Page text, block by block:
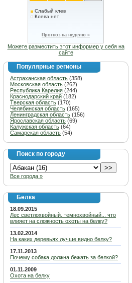
Слабый клев
Клева нет
Прогноз на неделю »
Можете разместить этот информер у себя на
сайте
Популярные регионы
Астраханская область (358)
Московская область (262)
Республика Карелия (244)
Краснодарский край (182)
Тверская область (170)
Челябинская область (165)
Ленинградская область (156)
Ярославская область (69)
Калужская область (64)
Самарская область (54)
Поиск по городу
Все города »
Белка
18.09.2015
Лес светлохвойный, темнохвойный... что
влияет на сложность охоты на белку?
13.02.2014
На каких деревьях лучше видно белку?
17.11.2013
Почему собака должна бежать за белкой?
01.11.2009
Охота на белку